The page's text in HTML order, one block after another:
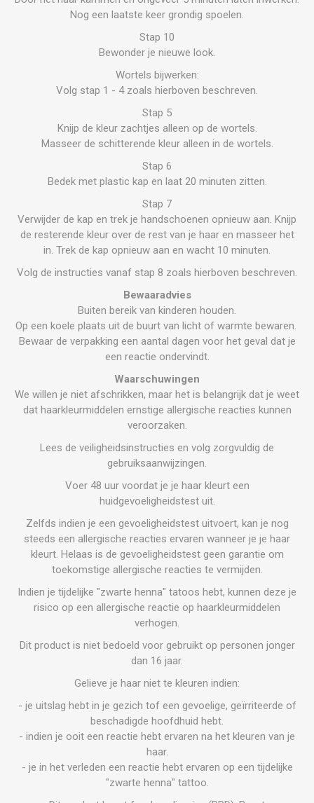
Nog een laatste keer grondig spoelen.
Stap 10
Bewonder je nieuwe look.
Wortels bijwerken:
Volg stap 1 - 4 zoals hierboven beschreven.
Stap 5
Knijp de kleur zachtjes alleen op de wortels.
Masseer de schitterende kleur alleen in de wortels.
Stap 6
Bedek met plastic kap en laat 20 minuten zitten.
Stap 7
Verwijder de kap en trek je handschoenen opnieuw aan. Knijp
de resterende kleur over de rest van je haar en masseer het
in. Trek de kap opnieuw aan en wacht 10 minuten.
Volg de instructies vanaf stap 8 zoals hierboven beschreven.
Bewaaradvies
Buiten bereik van kinderen houden.
Op een koele plaats uit de buurt van licht of warmte bewaren.
Bewaar de verpakking een aantal dagen voor het geval dat je
een reactie ondervindt.
Waarschuwingen
We willen je niet afschrikken, maar het is belangrijk dat je weet
dat haarkleurmiddelen ernstige allergische reacties kunnen
veroorzaken.
Lees de veiligheidsinstructies en volg zorgvuldig de
gebruiksaanwijzingen.
Voer 48 uur voordat je je haar kleurt een
huidgevoeligheidstest uit.
Zelfds indien je een gevoeligheidstest uitvoert, kan je nog
steeds een allergische reacties ervaren wanneer je je haar
kleurt. Helaas is de gevoeligheidstest geen garantie om
toekomstige allergische reacties te vermijden.
Indien je tijdelijke "zwarte henna" tatoos hebt, kunnen deze je
risico op een allergische reactie op haarkleurmiddelen
verhogen.
Dit product is niet bedoeld voor gebruikt op personen jonger
dan 16 jaar.
Gelieve je haar niet te kleuren indien:
- je uitslag hebt in je gezich tof een gevoelige, geïrriteerde of
beschadigde hoofdhuid hebt.
- indien je ooit een reactie hebt ervaren na het kleuren van je
haar.
- je in het verleden een reactie hebt ervaren op een tijdelijke
"zwarte henna" tattoo.